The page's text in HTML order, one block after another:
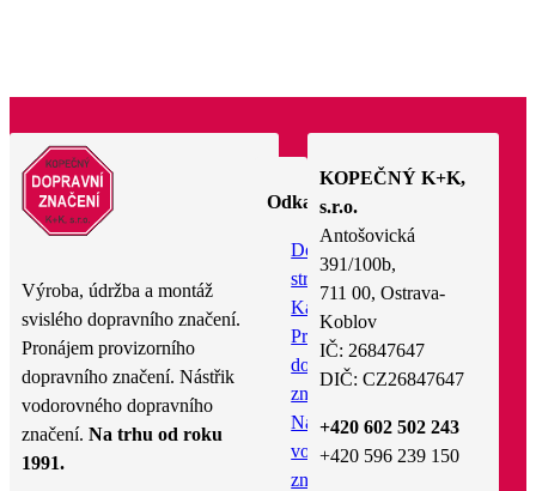
Výroba, údržba a montáž
svislého dopravního značení.
Pronájem provizorního
dopravního značení. Nástřik
vodorovného dopravního
značení. Na trhu od roku
1991.
Odkazy
Domovská
stránka
Katalog
Pronájem
dopravního
značení
Nástřik
vodorovného
značení
KOPEČNÝ K+K,
s.r.o.
Antošovická
391/100b,
711 00, Ostrava-
Koblov
IČ: 26847647
DIČ: CZ26847647
+420 602 502 243
+420 596 239 150